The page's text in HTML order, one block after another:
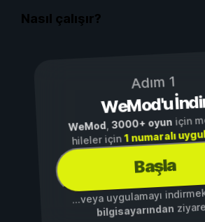
Nasıl çalışır?
Adım 1
WeMod'u
WeMod,3000+ oyuniçin
hileler için1 numaralı
Başla
...veya uygulamayı
bilgisayarından